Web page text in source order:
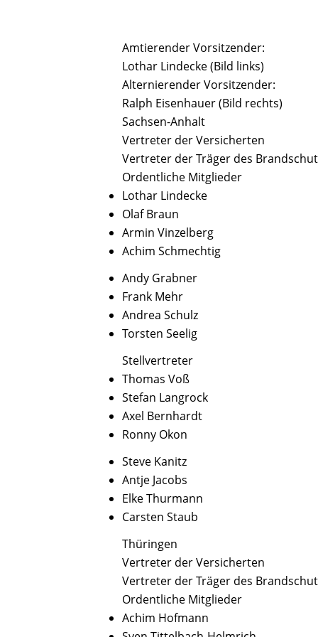
Amtierender Vorsitzender:
Lothar Lindecke (Bild links)
Alternierender Vorsitzender:
Ralph Eisenhauer (Bild rechts)
Sachsen-Anhalt
Vertreter der Versicherten
Vertreter der Träger des
Ordentliche Mitglieder
Lothar Lindecke
Olaf Braun
Armin Vinzelberg
Achim Schmechtig
Andy Grabner
Frank Mehr
Andrea Schulz
Torsten Seelig
Stellvertreter
Thomas Voß
Stefan Langrock
Axel Bernhardt
Ronny Okon
Steve Kanitz
Antje Jacobs
Elke Thurmann
Carsten Staub
Thüringen
Vertreter der Versicherten
Vertreter der Träger des
Ordentliche Mitglieder
Achim Hofmann